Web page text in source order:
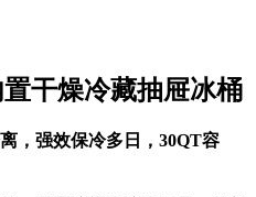
干燥冷藏抽屉冰桶
，强效保冷多日，30QT容